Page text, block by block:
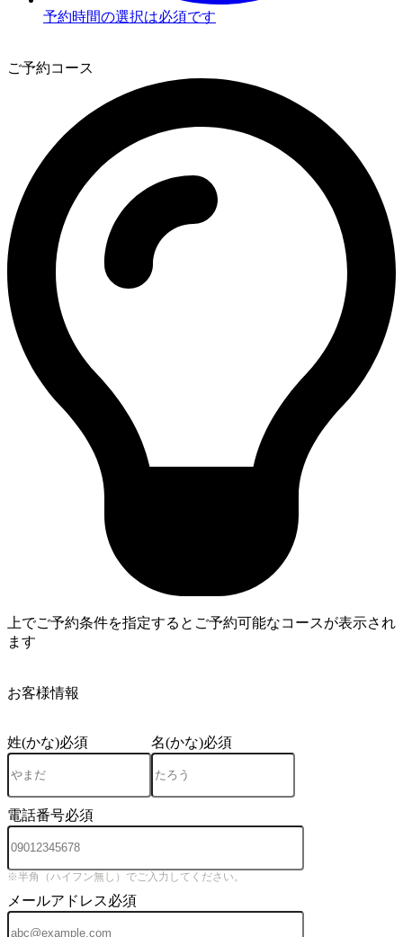
予約時間の選択は必須です
ご予約コース
上でご予約条件を指定するとご予約可能なコースが表示され
ます
お客様情報
姓(かな)必須 名(かな)必須
電話番号必須
※半角（ハイフン無し）でご入力してください。
メールアドレス必須